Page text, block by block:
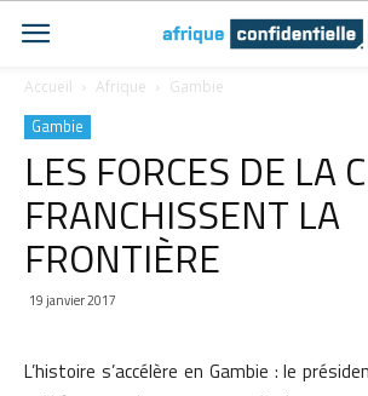
Accueil Afrique Gambie
Gambie
LES FORCES DE LA
FRANCHISSENT LA
FRONTIÈRE
19 janvier 2017
L’histoire s’accélère en Gambie : le